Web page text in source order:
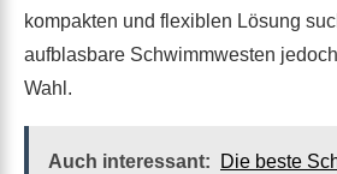
kompakten und flexiblen Lösung
aufblasbare Schwimmwesten
Wahl.
Auch interessant:
Die beste